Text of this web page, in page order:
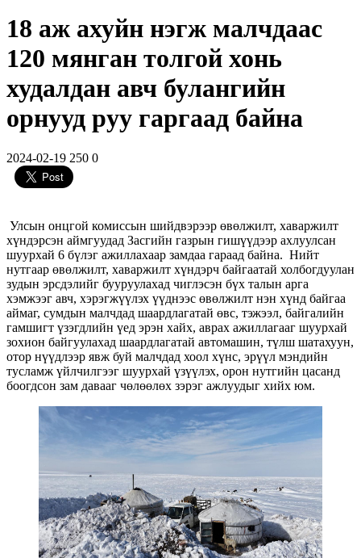
18 аж ахуйн нэгж малчдаас
120 мянган толгой хонь
худалдан авч булангийн
орнууд руу гаргаад байна
2024-02-19 250 0
Улсын онцгой комиссын шийдвэрээр өвөлжилт, хаваржилт
хүндэрсэн аймгуудад Засгийн газрын гишүүдээр ахлуулсан
шуурхай 6 бүлэг ажиллахаар замдаа гараад байна. Нийт
нутгаар өвөлжилт, хаваржилт хүндэрч байгаатай холбогдуулан
зудын эрсдэлийг бууруулахад чиглэсэн бүх талын арга
хэмжээг авч, хэрэгжүүлэх үүднээс өвөлжилт нэн хүнд байгаа
аймаг, сумдын малчдад шаардлагатай өвс, тэжээл, байгалийн
гамшигт үзэгдлийн үед эрэн хайх, аврах ажиллагааг шуурхай
зохион байгуулахад шаардлагатай автомашин, түлш шатахуун,
отор нүүдлээр явж буй малчдад хоол хүнс, эрүүл мэндийн
тусламж үйлчилгээг шуурхай үзүүлэх, орон нутгийн цасанд
боогдсон зам давааг чөлөөлөх зэрэг ажлуудыг хийх юм.